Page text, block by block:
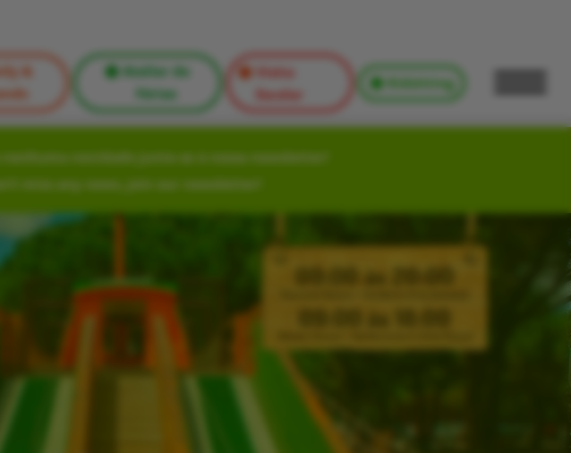
&
Atelier de
Férias
Visita
Escolar
Kidsitting
novidade junte-se à nossa newsletter!
miss any news, join our newsletter!